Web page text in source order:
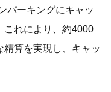
パーキングにキャッ
これにより、約4000
算を実現し、キャッ